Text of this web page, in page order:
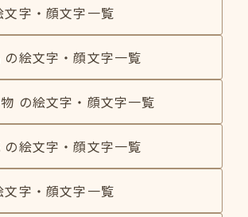
文字・顔文字一覧
の絵文字・顔文字一覧
の絵文字・顔文字一覧
の絵文字・顔文字一覧
文字・顔文字一覧